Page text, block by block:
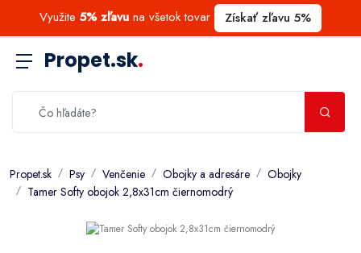
Využite 5% zľavu na všetok tovar Získať zľavu 5%
Propet.sk.
Propet.sk Psy Venčenie Obojky a adresáre
Obojky
Tamer Softy obojok 2,8x31cm čiernomodrý